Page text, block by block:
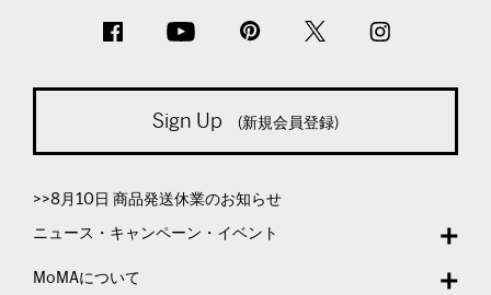
Sign Up (新規会員登録)
>>8月10日 商品発送休業のお知らせ
ニュース・キャンペーン・イベント
MoMAについて